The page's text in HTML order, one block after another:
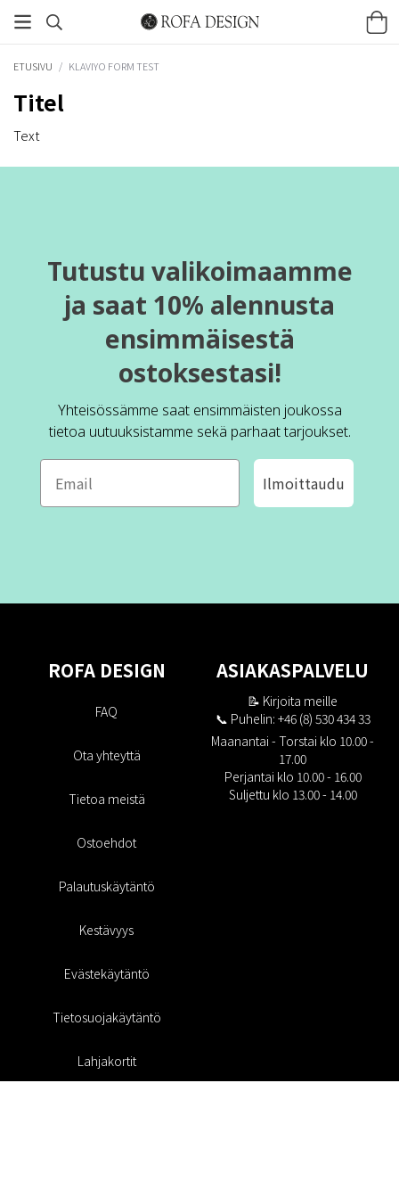
ETUSIVU / KLAVIYO FORM TEST
Titel
Text
Tutustu valikoimaamme
ja saat 10% alennusta
ensimmäisestä
ostoksestasi!
Yhteisössämme saat ensimmäisten joukossa
tietoa uutuuksistamme sekä parhaat tarjoukset.
Ilmoittaudu
ROFA DESIGN
FAQ
Ota yhteyttä
Tietoa meistä
Ostoehdot
Palautuskäytäntö
Kestävyys
Evästekäytäntö
Tietosuojakäytäntö
Lahjakortit
ASIAKASPALVELU
📝 Kirjoita meille
📞 Puhelin: +46 (8) 530 434 33
Maanantai - Torstai klo 10.00 -
17.00
Perjantai klo 10.00 - 16.00
Suljettu klo 13.00 - 14.00